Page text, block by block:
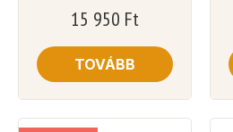
15 950 Ft
TOVÁBB